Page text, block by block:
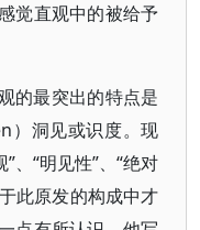
觉直观中的被给予
的最突出的特点是
）洞见或识度。现
、“明见性”、“绝对
此原发的构成中才